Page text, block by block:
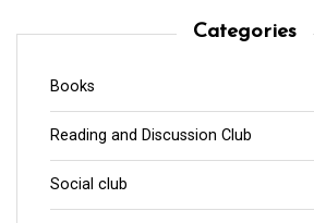
Categories
Books
Reading and Discussion Club
Social club